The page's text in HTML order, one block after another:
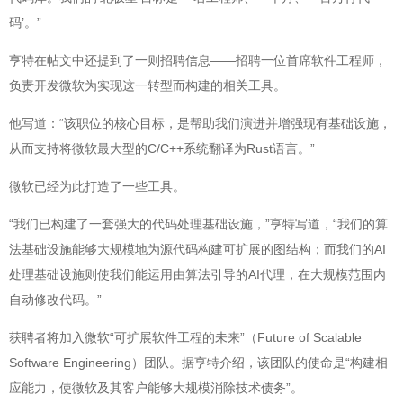
码’。”
亨特在帖文中还提到了一则招聘信息——招聘一位首席软件工程师，
负责开发微软为实现这一转型而构建的相关工具。
他写道：“该职位的核心目标，是帮助我们演进并增强现有基础设施，
从而支持将微软最大型的C/C++系统翻译为Rust语言。”
微软已经为此打造了一些工具。
“我们已构建了一套强大的代码处理基础设施，”亨特写道，“我们的算
法基础设施能够大规模地为源代码构建可扩展的图结构；而我们的AI
处理基础设施则使我们能运用由算法引导的AI代理，在大规模范围内
自动修改代码。”
获聘者将加入微软“可扩展软件工程的未来”（Future of Scalable
Software Engineering）团队。据亨特介绍，该团队的使命是“构建相
应能力，使微软及其客户能够大规模消除技术债务”。